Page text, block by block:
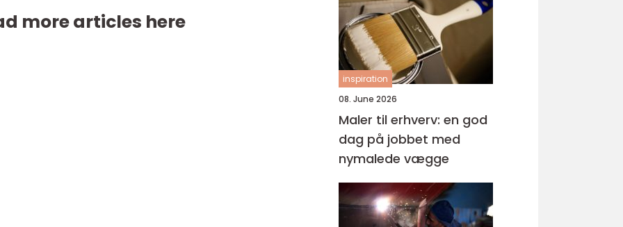
more articles here
inspiration
08. June 2026
Maler til erhverv: en god
dag på jobbet med
nymalede vægge